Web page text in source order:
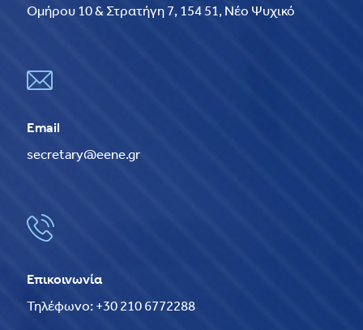
Ομήρου 10 & Στρατήγη 7, 154 51, Νέο Ψυχικό
Email
secretary@eene.gr
Επικοινωνία
Τηλέφωνο: +30 210 6772288